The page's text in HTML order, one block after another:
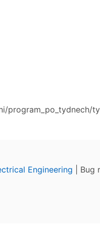
program_po_tydnech/
Engineering | Bug